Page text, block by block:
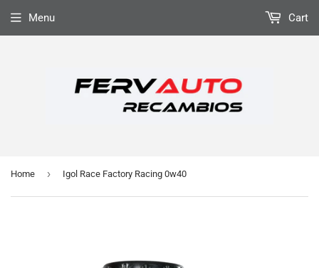
Menu Cart
Home › Igol Race Factory Racing 0w40